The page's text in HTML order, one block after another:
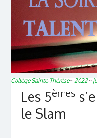
Collège Sainte-Thérèse~ 2022~
Les 5èmes
le Slam